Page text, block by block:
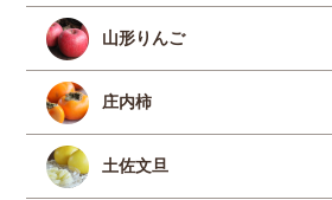
山形りんご
庄内柿
土佐文旦